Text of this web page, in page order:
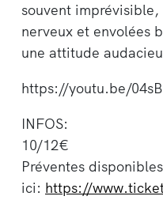
souvent
nerveux et envolées
une attitude
https://youtu.be/
INFOS:
10/12€
Préventes disponibles
ici: https://